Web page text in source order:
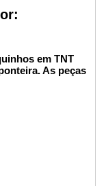
em TNT
As peças